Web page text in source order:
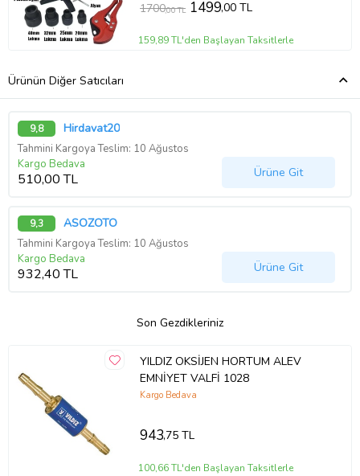
1700,00 TL 1499,00 TL
159,89 TL'den Başlayan Taksitlerle
Ürünün Diğer Satıcıları
9,8 Hirdavat20
Tahmini Kargoya Teslim: 10 Ağustos
Kargo Bedava
510,00 TL Ürüne Git
9,3 ASÖZOTO
Tahmini Kargoya Teslim: 10 Ağustos
Kargo Bedava
932,40 TL Ürüne Git
Son Gezdikleriniz
YILDIZ OKSİJEN HORTUM ALEV
EMNİYET VALFİ 1028
Kargo Bedava
943,75 TL
100,66 TL'den Başlayan Taksitlerle